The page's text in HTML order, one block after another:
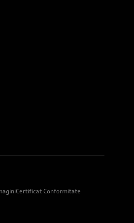
Certificat Conformitate